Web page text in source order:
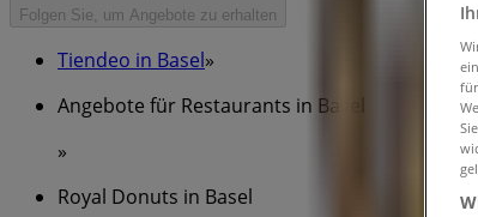
Folgen Sie, um Angebote zu erhalten
Tiendeo in Basel»
Angebote für Restaurants in Basel
»
Royal Donuts in Basel